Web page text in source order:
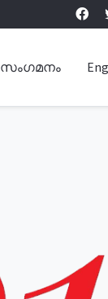
സംഗമനം